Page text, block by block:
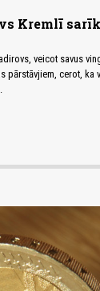
Kremlī
veicot savus
pārstāvjiem, cerot, ka